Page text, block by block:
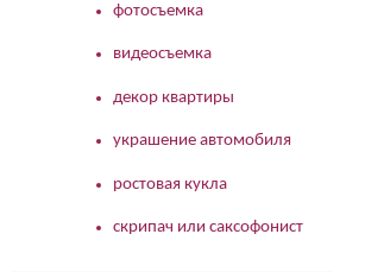
фотосъемка
видеосъемка
декор квартиры
украшение автомобиля
ростовая кукла
скрипач или саксофонист